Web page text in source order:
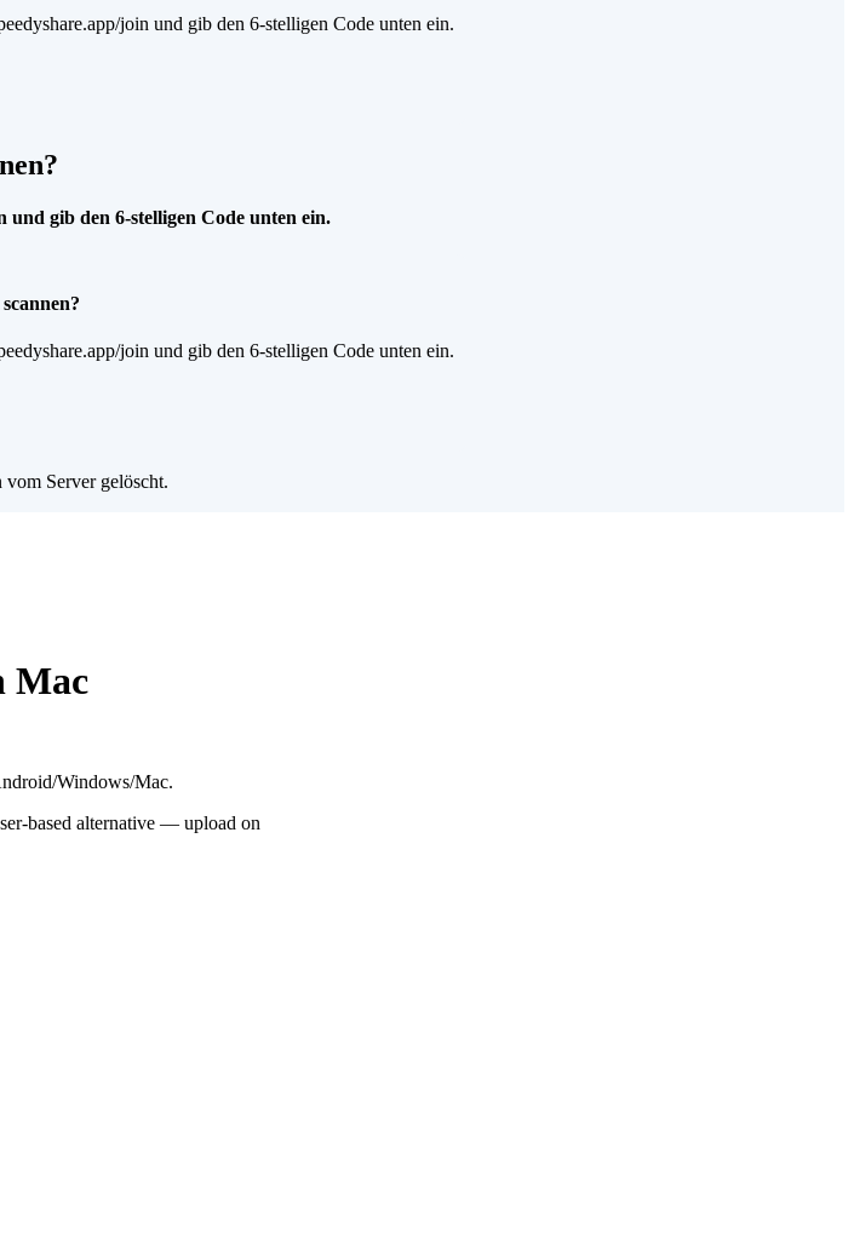
join und gib den 6-stelligen Code unten ein.
und gib den 6-stelligen Code unten ein.
join und gib den 6-stelligen Code unten ein.
Server gelöscht.
Mac
Windows/Mac.
based alternative — upload on